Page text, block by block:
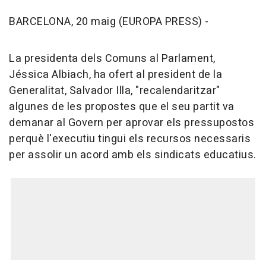
BARCELONA, 20 maig (EUROPA PRESS) -
La presidenta dels Comuns al Parlament,
Jéssica Albiach, ha ofert al president de la
Generalitat, Salvador Illa, "recalendaritzar"
algunes de les propostes que el seu partit va
demanar al Govern per aprovar els pressupostos
perquè l'executiu tingui els recursos necessaris
per assolir un acord amb els sindicats educatius.